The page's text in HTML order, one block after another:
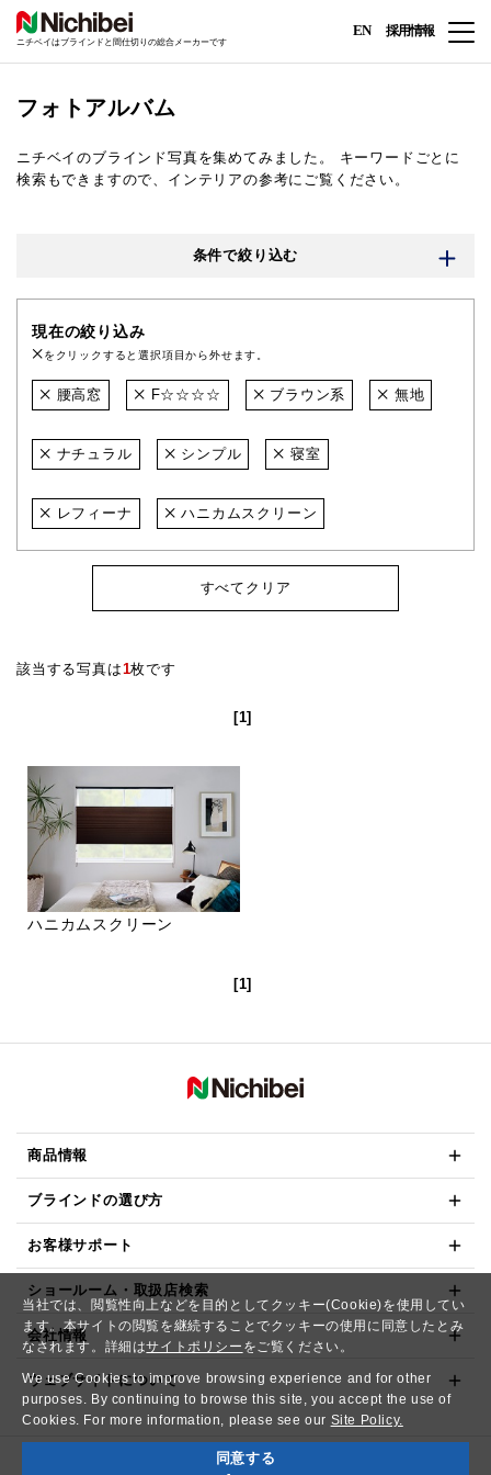
当社では、閲覧性向上などを目的としてクッキー(Cookie)を使用してい
ます。本サイトの閲覧を継続することでクッキーの使用に同意したとみ
なされます。詳細はサイトポリシー をご覧ください。
We use Cookies to improve browsing experience and for other
purposes. By continuing to browse this site, you accept the use of
Cookies. For more information, please see our Site Policy.
同意する
ニチベイはブラインドと間仕切りの総合メーカーです
EN 採用情報
フォトアルバム
ニチベイのブラインド写真を集めてみました。
キーワードごとに
検索もできますので、インテリアの参考にご覧ください。
条件で絞り込む
現在の絞り込み
をクリックすると選択項目から外せます。
腰高窓 F☆☆☆☆ ブラウン系 無地
ナチュラル シンプル 寝室
レフィーナ ハニカムスクリーン
すべてクリア
該当する写真は1枚です
[1]
ハニカムスクリーン
[1]
商品情報
ブラインドの選び方
お客様サポート
ショールーム・取扱店検索
会社情報
ウェブサイトについて
Copyright© NICHIBEI CO.,LTD. All Rights Reserved.